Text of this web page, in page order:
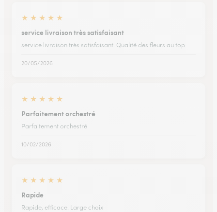
★ ★ ★ ★ ★
service livraison très satisfaisant
service livraison très satisfaisant. Qualité des fleurs au top
20/05/2026
★ ★ ★ ★ ★
Parfaitement orchestré
Parfaitement orchestré
10/02/2026
★ ★ ★ ★ ★
Rapide
Rapide, efficace. Large choix